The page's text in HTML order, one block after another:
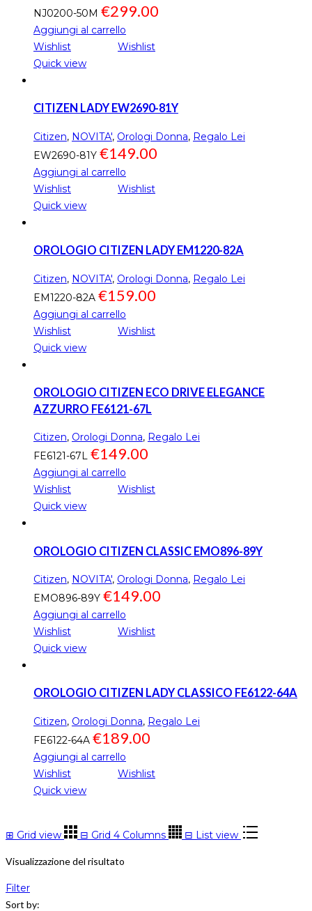
NJ0200-50M €299.00
Aggiungi al carrello
Wishlist
Wishlist
Quick view
CITIZEN LADY EW2690-81Y
Citizen, NOVITA', Orologi Donna, Regalo Lei
EW2690-81Y €149.00
Aggiungi al carrello
Wishlist
Wishlist
Quick view
OROLOGIO CITIZEN LADY EM1220-82A
Citizen, NOVITA', Orologi Donna, Regalo Lei
EM1220-82A €159.00
Aggiungi al carrello
Wishlist
Wishlist
Quick view
OROLOGIO CITIZEN ECO DRIVE ELEGANCE
AZZURRO FE6121-67L
Citizen, Orologi Donna, Regalo Lei
FE6121-67L €149.00
Aggiungi al carrello
Wishlist
Wishlist
Quick view
OROLOGIO CITIZEN CLASSIC EMO896-89Y
Citizen, NOVITA', Orologi Donna, Regalo Lei
EMO896-89Y €149.00
Aggiungi al carrello
Wishlist
Wishlist
Quick view
OROLOGIO CITIZEN LADY CLASSICO FE6122-64A
Citizen, Orologi Donna, Regalo Lei
FE6122-64A €189.00
Aggiungi al carrello
Wishlist
Wishlist
Quick view
⊞ Grid view ⊟ Grid 4 Columns ⊟ List view
Visualizzazione del risultato
Filter
Sort by: